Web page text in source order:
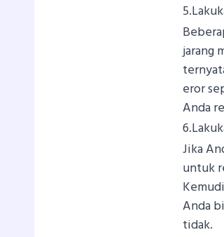
jarang
eror
Anda
Jika
untuk
Anda
tidak.